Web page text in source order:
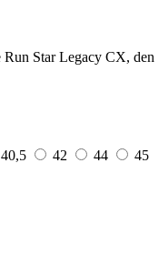
Star Legacy CX, den
40,5 42 44
45